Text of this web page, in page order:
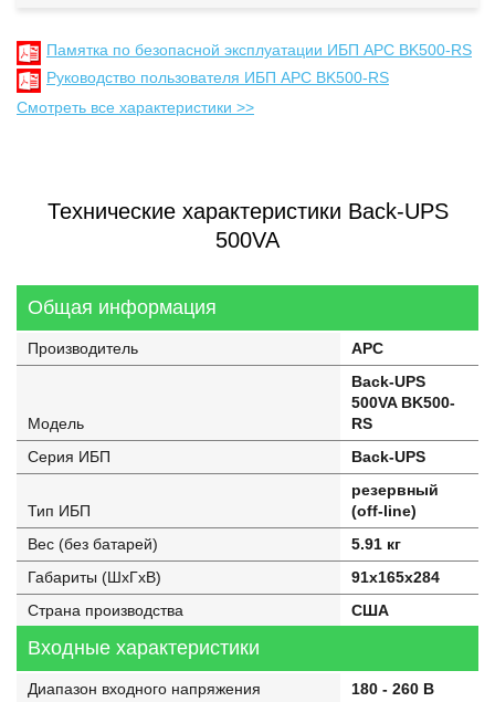
Памятка по безопасной эксплуатации ИБП APC BK500-RS
Руководство пользователя ИБП APC BK500-RS
Смотреть все характеристики >>
Технические характеристики Back-UPS
500VA
Общая информация
Производитель APC
Модель
Back-UPS
500VA BK500-
RS
Серия ИБП
Back-UPS
Тип ИБП
резервный
(off-line)
Вес (без батарей)
5.91 кг
Габариты (ШхГхВ)
91x165x284
Страна производства
США
Входные характеристики
Диапазон входного напряжения
180 - 260 В